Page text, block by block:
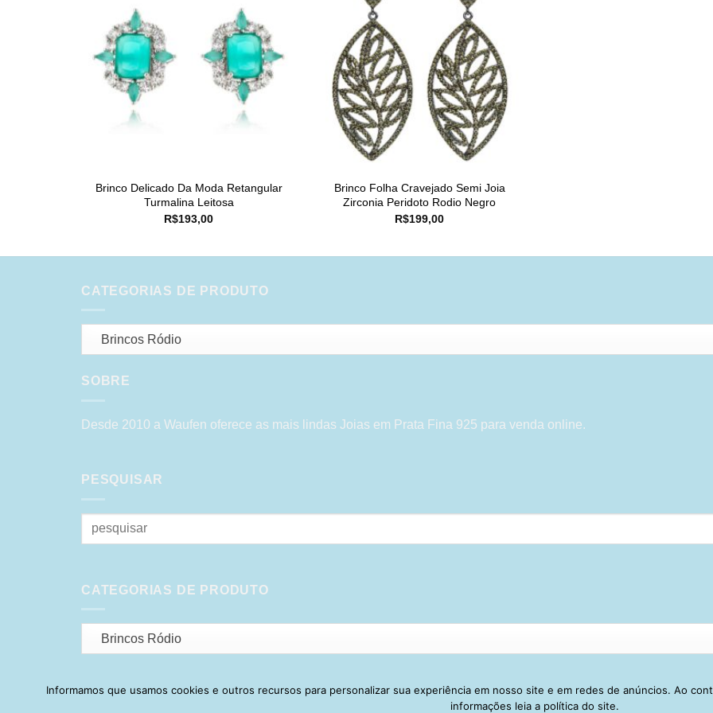
Brinco Delicado Da Moda Retangular
Turmalina Leitosa
R$193,00
Brinco Folha Cravejado Semi Joia
Zirconia Peridoto Rodio Negro
R$199,00
CATEGORIAS DE PRODUTO
Brincos Ródio
SOBRE
Desde 2010 a Waufen oferece as mais lindas Joias em Prata Fina 925 para venda online.
PESQUISAR
Pesquisar
CATEGORIAS DE PRODUTO
Brincos Ródio
Visa PayPal Stripe MasterCardCash
Informamos que usamos cookies e outros recursos para personalizar sua experiência em nosso site e em redes de anúncios. Ao
informações leia a política do site.